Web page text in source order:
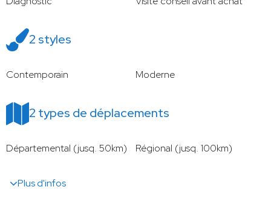
2 styles
Contemporain Moderne
2 types de déplacements
Départemental (jusq. 50km) Régional (jusq. 100km)
Plus d'infos